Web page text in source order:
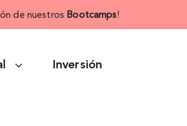
de nuestros Bootcamps!
Inversión